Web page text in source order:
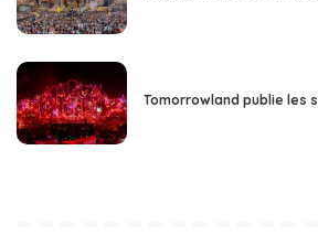
Tomorrowland publie les